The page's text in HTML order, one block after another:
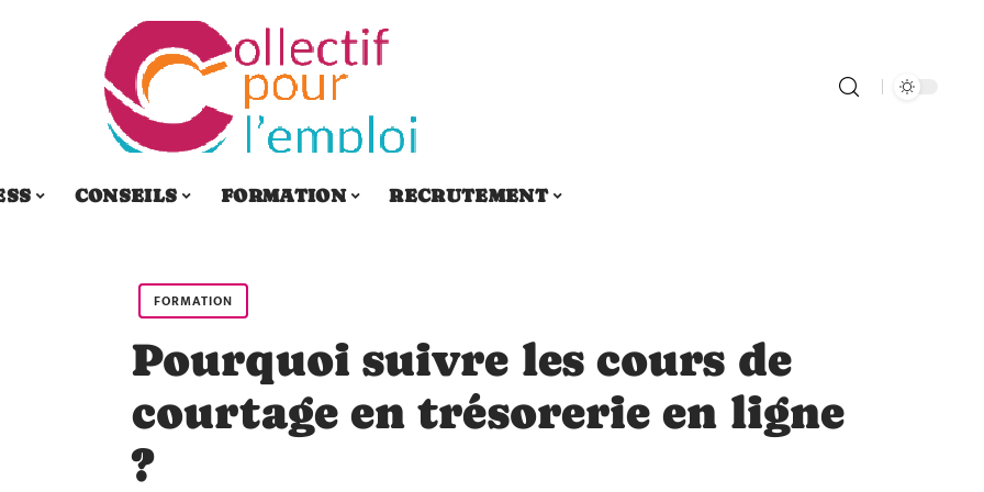
CONSEILS FORMATION RECRUTEMENT
FORMATION
Pourquoi suivre les cours de
courtage en trésorerie en ligne
?